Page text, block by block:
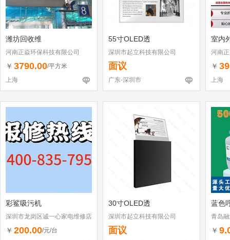
潍坊回收维
河南正焱环保科技有限公司
￥ 3790.00/平方米
上海
55寸OLED透
深圳市起立科技有限公司
面议
广东-深圳市
室内
河南
￥
上海
彩鲨吸污机
深圳市龙岗区诚一心家电维修店
（个体工商户）
￥ 200.00/元/台
30寸OLED透
深圳市起立科技有限公司
面议
蓝色
青岛
￥